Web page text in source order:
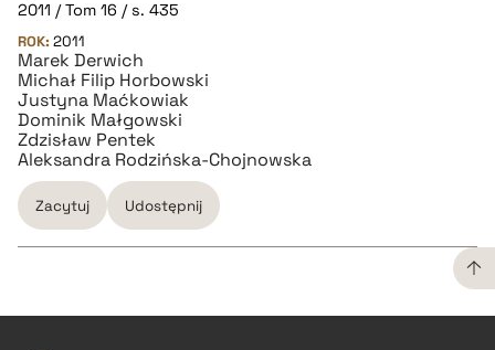
2011 / Tom 16 / s. 435
ROK: 2011
Marek Derwich
Michał Filip Horbowski
Justyna Maćkowiak
Dominik Małgowski
Zdzisław Pentek
Aleksandra Rodzińska-Chojnowska
Zacytuj Udostępnij
CZYSTY TEKST